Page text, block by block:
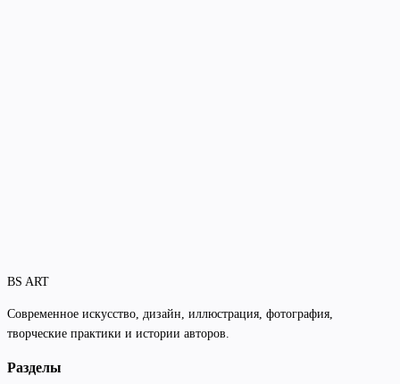
BS ART
Современное искусство, дизайн, иллюстрация, фотография,
творческие практики и истории авторов.
Разделы